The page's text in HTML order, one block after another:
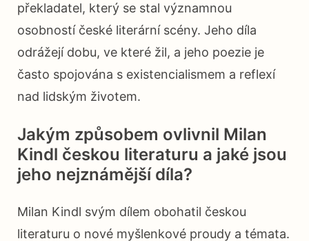
překladatel, který se stal významnou
osobností české literární scény. Jeho díla
odrážejí dobu, ve které žil, a jeho poezie je
často spojována s existencialismem a reflexí
nad lidským životem.
Jakým způsobem ovlivnil Milan
Kindl českou literaturu a jaké jsou
jeho nejznámější díla?
Milan Kindl svým dílem obohatil českou
literaturu o nové myšlenkové proudy a témata.